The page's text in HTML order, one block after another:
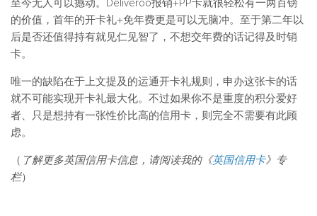
至今无人可以撼动。Deliveroo报销+PP卡就很轻松有一两百镑
的价值，首年的开卡礼+免年费更是可以无脑冲。至于第二年以
后是否还值得持有就见仁见智了，不想交年费的话记得及时销
卡。
唯一的缺陷在于上文提及的运通开卡礼规则，申办这张卡的话
就不可能实现开卡礼最大化。不过如果你不是重度的积分爱好
者、只是想持有一张性价比高的信用卡，则完全不需要有此顾
虑。
（ 了解更多英国信用卡信息，请阅读我的《英国信用卡》专
栏）